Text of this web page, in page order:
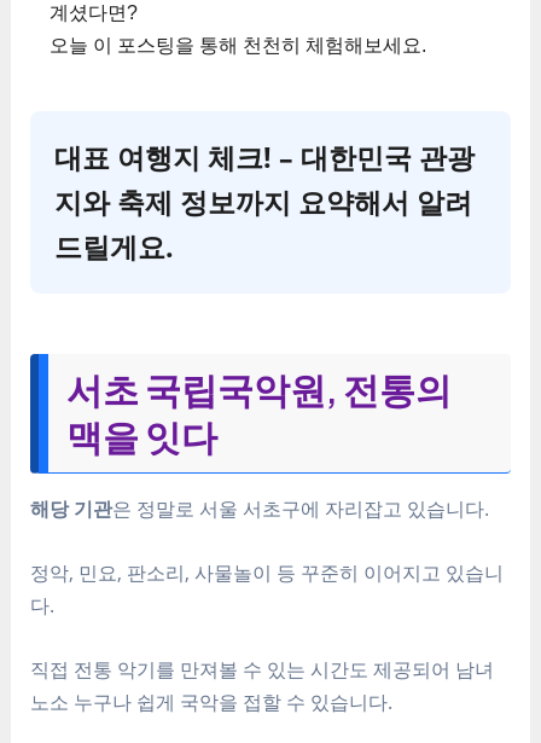
계셨다면?
오늘 이 포스팅을 통해 천천히 체험해보세요.
대표 여행지 체크! – 대한민국 관광
지와 축제 정보까지 요약해서 알려
드릴게요.
서초 국립국악원, 전통의
맥을 잇다
해당 기관은 정말로 서울 서초구에 자리잡고 있습니다.
정악, 민요, 판소리, 사물놀이 등 꾸준히 이어지고 있습니
다.
직접 전통 악기를 만져볼 수 있는 시간도 제공되어 남녀
노소 누구나 쉽게 국악을 접할 수 있습니다.